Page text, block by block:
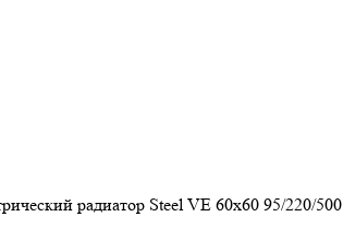
радиатор Steel VE 60х60 95/220/500